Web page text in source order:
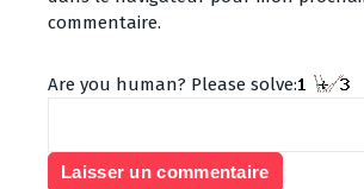
commentaire.
Are you human? Please solve: